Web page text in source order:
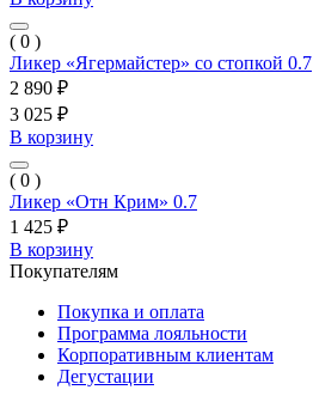
( 0 )
Ликер «Ягермайстер» со стопкой 0.7
2 890 ₽
3 025 ₽
В корзину
( 0 )
Ликер «Отн Крим» 0.7
1 425 ₽
В корзину
Покупателям
Покупка и оплата
Программа лояльности
Корпоративным клиентам
Дегустации